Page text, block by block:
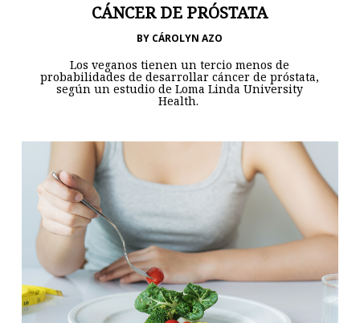
CÁNCER DE PRÓSTATA
BY CÁROLYN AZO
Los veganos tienen un tercio menos de
probabilidades de desarrollar cáncer de próstata,
según un estudio de Loma Linda University
Health.